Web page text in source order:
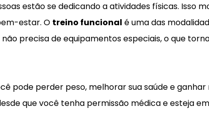
estão se dedicando a atividades físicas. Isso
estar. O treino funcional é uma das
precisa de equipamentos especiais, o que
pode perder peso, melhorar sua saúde e ganhar
que você tenha permissão médica e esteja